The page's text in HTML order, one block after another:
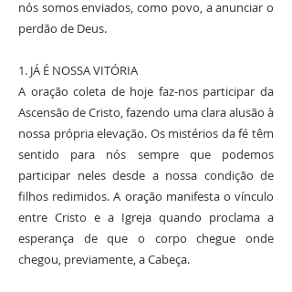
nós somos enviados, como povo, a anunciar o
perdão de Deus.
1. JÁ É NOSSA VITÓRIA
A oração coleta de hoje faz-nos participar da
Ascensão de Cristo, fazendo uma clara alusão à
nossa própria elevação. Os mistérios da fé têm
sentido para nós sempre que podemos
participar neles desde a nossa condição de
filhos redimidos. A oração manifesta o vínculo
entre Cristo e a Igreja quando proclama a
esperança de que o corpo chegue onde
chegou, previamente, a Cabeça.